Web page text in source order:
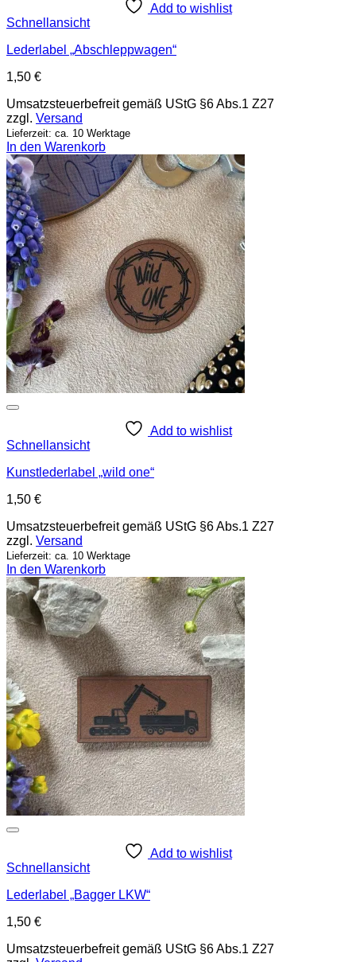
Add to wishlist
Schnellansicht
Lederlabel „Abschleppwagen“
1,50 €
Umsatzsteuerbefreit gemäß UStG §6 Abs.1 Z27
zzgl. Versand
Lieferzeit: ca. 10 Werktage
In den Warenkorb
Add to wishlist
Schnellansicht
Kunstlederlabel „wild one“
1,50 €
Umsatzsteuerbefreit gemäß UStG §6 Abs.1 Z27
zzgl. Versand
Lieferzeit: ca. 10 Werktage
In den Warenkorb
Add to wishlist
Schnellansicht
Lederlabel „Bagger LKW“
1,50 €
Umsatzsteuerbefreit gemäß UStG §6 Abs.1 Z27